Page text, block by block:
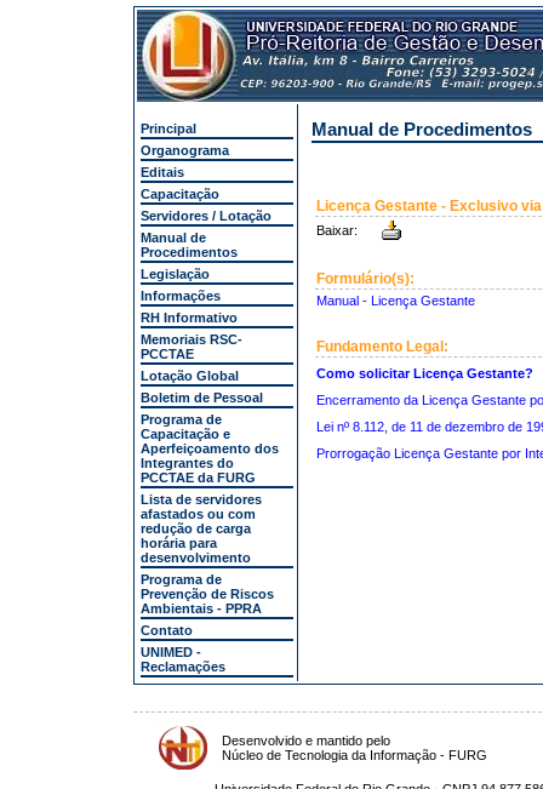
Principal
Organograma
Editais
Capacitação
Servidores / Lotação
Manual de
Procedimentos
Legislação
Informações
RH Informativo
Memoriais RSC-
PCCTAE
Lotação Global
Boletim de Pessoal
Programa de
Capacitação e
Aperfeiçoamento dos
Integrantes do
PCCTAE da FURG
Lista de servidores
afastados ou com
redução de carga
horária para
desenvolvimento
Programa de
Prevenção de Riscos
Ambientais - PPRA
Contato
UNIMED -
Reclamações
Manual de Procedimentos
Licença Gestante - Exclusivo via
Baixar:
Formulário(s):
Manual - Licença Gestante
Fundamento Legal:
Como solicitar Licença Gestante?
Encerramento da Licença Gestante
Lei nº 8.112, de 11 de dezembro de
Prorrogação Licença Gestante por
Desenvolvido e mantido pelo
Núcleo de Tecnologia da Informação - FURG